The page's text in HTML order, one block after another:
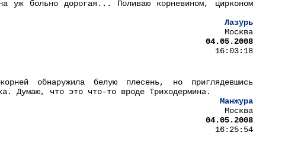
уж больно дорогая... Поливаю корневином, цирконом
Лазурь
Москва
04.05.2008
16:03:18
обнаружила белую плесень, но приглядевшись
Думаю, что это что-то вроде Триходермина.
Манжура
Москва
04.05.2008
16:25:54